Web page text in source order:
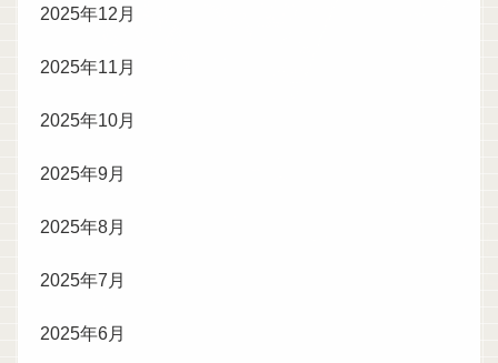
2025年12月
2025年11月
2025年10月
2025年9月
2025年8月
2025年7月
2025年6月